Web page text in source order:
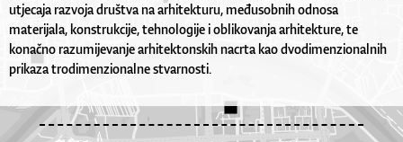
utjecaja razvoja društva na arhitekturu, međusobnih odnosa
materijala, konstrukcije, tehnologije i oblikovanja arhitekture, te
konačno razumijevanje arhitektonskih nacrta kao dvodimenzionalnih
prikaza trodimenzionalne stvarnosti.